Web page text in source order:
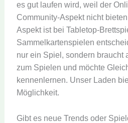
es gut laufen wird, weil der
Community-Aspekt nicht
Aspekt ist bei Tabletop-
Sammelkartenspielen
nur ein Spiel, sondern braucht
zum Spielen und möchte
kennenlernen. Unser Laden
Möglichkeit.
Gibt es neue Trends oder